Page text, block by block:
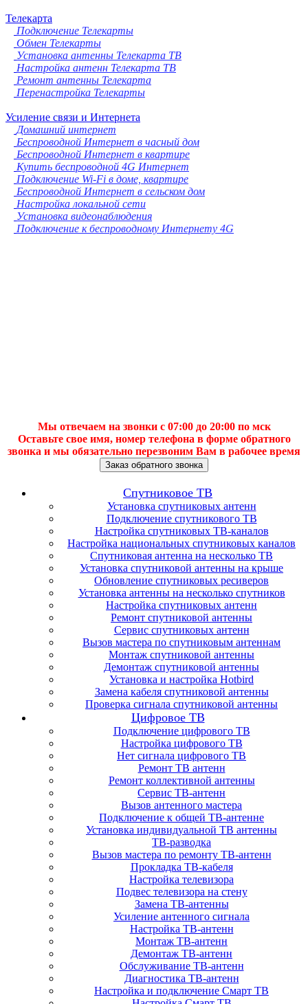
Телекарта
Подключение Телекарты
Обмен Телекарты
Установка антенны Телекарта ТВ
Настройка антенн Телекарта ТВ
Ремонт антенны Телекарта
Перенастройка Телекарты
Усиление связи и Интернета
Домашний интернет
Беспроводной Интернет в часный дом
Беспроводной Интернет в квартире
Купить беспроводной 4G Интернет
Подключение Wi-Fi в доме, квартире
Беспроводной Интернет в сельском дом
Настройка локальной сети
Установка видеонаблюдения
Подключение к беспроводному Интернету 4G
Мы отвечаем на звонки с 07:00 до 20:00 по мск
Оставьте свое имя, номер телефона в форме обратного
звонка и мы обязательно перезвоним Вам в рабочее время
Заказ обратного звонка
Спутниковое ТВ
Установка спутниковых антенн
Подключение спутникового ТВ
Настройка спутниковых ТВ-каналов
Настройка национальных спутниковых каналов
Спутниковая антенна на несколько ТВ
Установка спутниковой антенны на крыше
Обновление спутниковых ресиверов
Установка антенны на несколько спутников
Настройка спутниковых антенн
Ремонт спутниковой антенны
Сервис спутниковых антенн
Вызов мастера по спутниковым антеннам
Монтаж спутниковой антенны
Демонтаж спутниковой антенны
Установка и настройка Hotbird
Замена кабеля спутниковой антенны
Проверка сигнала спутниковой антенны
Цифровое ТВ
Подключение цифрового ТВ
Настройка цифрового ТВ
Нет сигнала цифрового ТВ
Ремонт ТВ антенн
Ремонт коллективной антенны
Сервис ТВ-антенн
Вызов антенного мастера
Подключение к общей ТВ-антенне
Установка индивидуальной ТВ антенны
ТВ-разводка
Вызов мастера по ремонту ТВ-антенн
Прокладка ТВ-кабеля
Настройка телевизора
Подвес телевизора на стену
Замена ТВ-антенны
Усиление антенного сигнала
Настройка ТВ-антенн
Монтаж ТВ-антенн
Демонтаж ТВ-антенн
Обслуживание ТВ-антенн
Диагностика ТВ-антенн
Настройка и подключение Смарт ТВ